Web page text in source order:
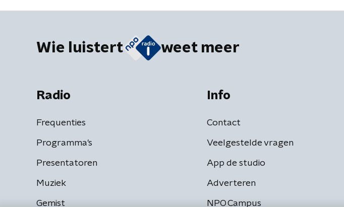
Wie luistert weet meer
Radio
Frequenties
Programma's
Presentatoren
Muziek
Gemist
Info
Contact
Veelgestelde vragen
App de studio
Adverteren
NPO Campus